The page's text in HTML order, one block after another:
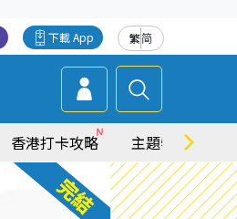
繁简
下載 App
香港打卡攻略 主題特集